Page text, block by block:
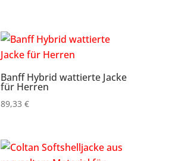
Banff Hybrid wattierte Jacke
für Herren
89,33€